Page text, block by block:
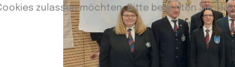
zulassen möchten. Bitte beachten Sie,